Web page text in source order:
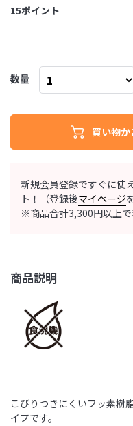
新規会員登録ですぐに使
ト！（登録後マイページ
※商品合計3,300円以上で
商品説明
こびりつきにくいフッ素樹
イプです。
ポイント
15
数量